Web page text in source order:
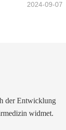
2024-09-07
der Entwicklung
widmet.